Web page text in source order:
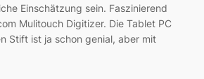
Einschätzung sein. Faszinierend
Mulitouch Digitizer. Die Tablet PC
Stift ist ja schon genial, aber mit